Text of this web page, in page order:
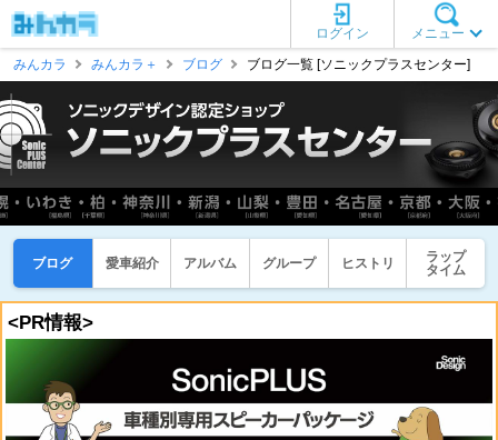
メニュー
ログイン
みんカラ
みんカラ＋ ブログ ブログ一覧 [ソニックプラスセンター]
ブログ 愛車紹介 アルバム グループ ヒストリ
ラップ
タイム
<PR情報>